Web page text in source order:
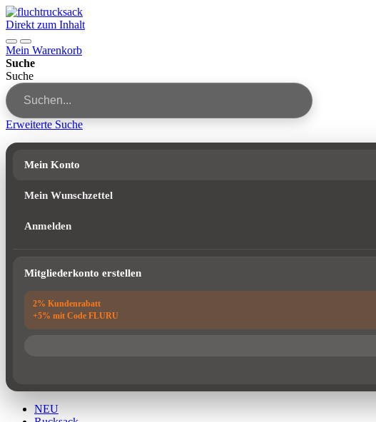
Direkt zum Inhalt
Mein Warenkorb
Suche
Suche
Erweiterte Suche
Mein Konto
Mein Wunschzettel
Anmelden
Mitgliederkonto erstellen
NEU